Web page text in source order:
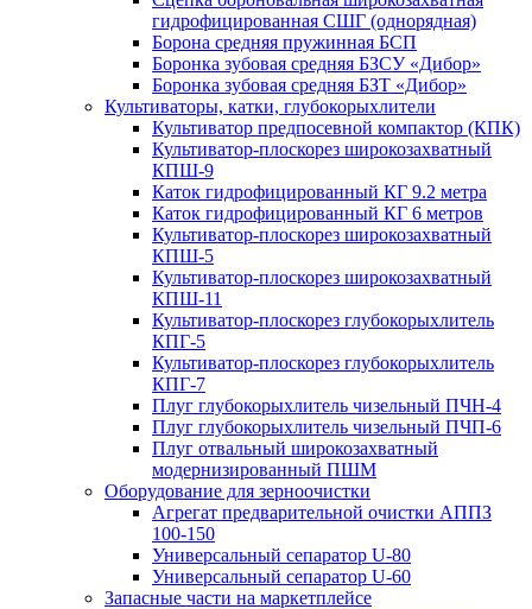
гидрофицированная СШГ (однорядная)
Борона средняя пружинная БСП
Боронка зубовая средняя БЗСУ «Дибор»
Боронка зубовая средняя БЗТ «Дибор»
Культиваторы, катки, глубокорыхлители
Культиватор предпосевной компактор (КПК)
Культиватор-плоскорез широкозахватный
КПШ-9
Каток гидрофицированный КГ 9.2 метра
Каток гидрофицированный КГ 6 метров
Культиватор-плоскорез широкозахватный
КПШ-5
Культиватор-плоскорез широкозахватный
КПШ-11
Культиватор-плоскорез глубокорыхлитель
КПГ-5
Культиватор-плоскорез глубокорыхлитель
КПГ-7
Плуг глубокорыхлитель чизельный ПЧН-4
Плуг глубокорыхлитель чизельный ПЧП-6
Плуг отвальный широкозахватный
модернизированный ПШМ
Оборудование для зерноочистки
Агрегат предварительной очистки АППЗ
100-150
Универсальный сепаратор U-80
Универсальный сепаратор U-60
Запасные части на маркетплейсе